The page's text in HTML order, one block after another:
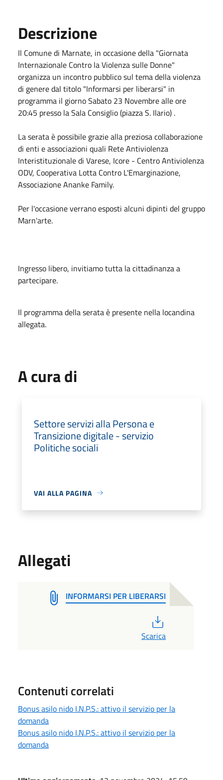
Descrizione
Il Comune di Marnate, in occasione della "Giornata
Internazionale Contro la Violenza sulle Donne"
organizza un incontro pubblico sul tema della violenza
di genere dal titolo "Informarsi per liberarsi" in
programma il giorno Sabato 23 Novembre alle ore
20:45 presso la Sala Consiglio (piazza S. Ilario) .
La serata è possibile grazie alla preziosa collaborazione
di enti e associazioni quali Rete Antiviolenza
Interistituzionale di Varese, Icore - Centro Antiviolenza
ODV, Cooperativa Lotta Contro L'Emarginazione,
Associazione Ananke Family.
Per l'occasione verrano esposti alcuni dipinti del gruppo
Marn'arte.
Ingresso libero, invitiamo tutta la cittadinanza a
partecipare.
Il programma della serata è presente nella locandina
allegata.
A cura di
Settore servizi alla Persona e
Transizione digitale - servizio
Politiche sociali
VAI ALLA PAGINA
Allegati
INFORMARSI PER LIBERARSI
Scarica
Contenuti correlati
Bonus asilo nido I.N.P.S.: attivo il servizio per la
domanda
Bonus asilo nido I.N.P.S.: attivo il servizio per la
domanda